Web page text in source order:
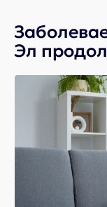
Эл